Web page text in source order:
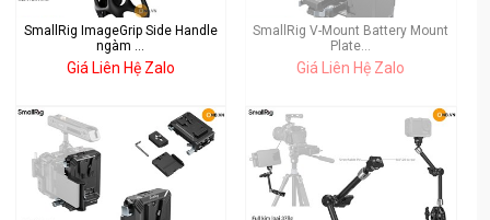
SmallRig ImageGrip Side Handle
ngàm ...
Giá Liên Hệ Zalo
SmallRig V-Mount Battery Mount
Plate...
Giá Liên Hệ Zalo